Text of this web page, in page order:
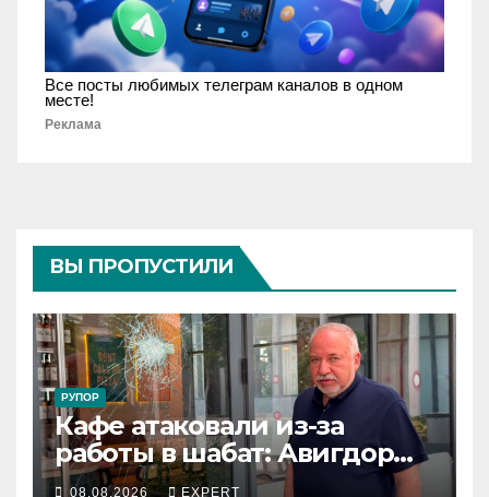
Все посты любимых телеграм каналов в одном
месте!
Реклама
ВЫ ПРОПУСТИЛИ
РУПОР
Кафе атаковали из-за
работы в шабат: Авигдор
Либерман приехал
08.08.2026 EXPERT